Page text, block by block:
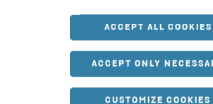
ACCEPT ALL COOKIES
ACCEPT ONLY
CUSTOMIZE COOKIES